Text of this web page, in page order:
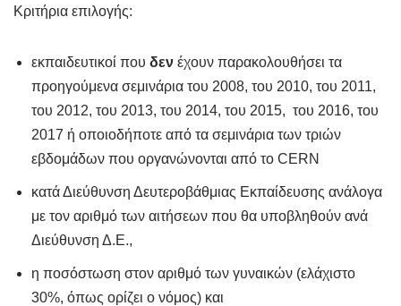
Κριτήρια επιλογής:
εκπαιδευτικοί που δεν έχουν παρακολουθήσει τα
προηγούμενα σεμινάρια του 2008, του 2010, του 2011,
του 2012, του 2013, του 2014, του 2015, του 2016, του
2017 ή οποιοδήποτε από τα σεμινάρια των τριών
εβδομάδων που οργανώνονται από το CERN
κατά Διεύθυνση Δευτεροβάθμιας Εκπαίδευσης ανάλογα
με τον αριθμό των αιτήσεων που θα υποβληθούν ανά
Διεύθυνση Δ.Ε.,
η ποσόστωση στον αριθμό των γυναικών (ελάχιστο
30%, όπως ορίζει ο νόμος) και